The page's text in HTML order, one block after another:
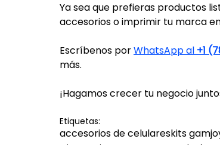
Ya sea que prefieras productos
accesorios o imprimir tu marca
Escríbenos por WhatsApp al +1
más.
¡Hagamos crecer tu negocio
Etiquetas:
accesorios de celulareskits